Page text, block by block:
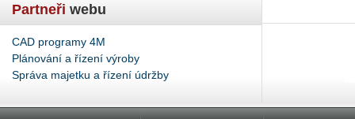
Partneři webu
CAD programy 4M
Plánování a řízení výroby
Správa majetku a řízení údržby